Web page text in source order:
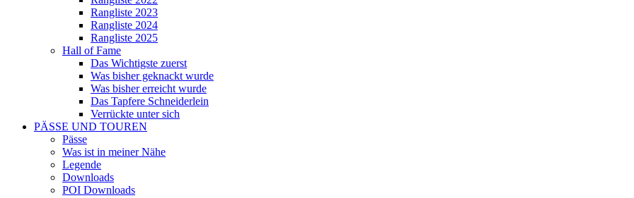
Rangliste 2023
Rangliste 2024
Rangliste 2025
Hall of Fame
Das Wichtigste zuerst
Was bisher geknackt wurde
Was bisher erreicht wurde
Das Tapfere Schneiderlein
Verrückte unter sich
PÄSSE UND TOUREN
Pässe
Was ist in meiner Nähe
Legende
Downloads
POI Downloads